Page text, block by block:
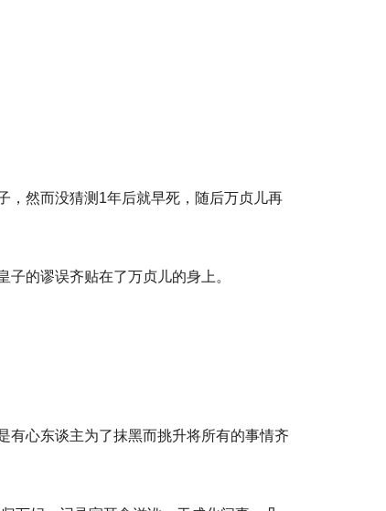
，然而没猜测1年后就早死，随后万贞儿再
的谬误齐贴在了万贞儿的身上。
有心东谈主为了抹黑而挑升将所有的事情齐